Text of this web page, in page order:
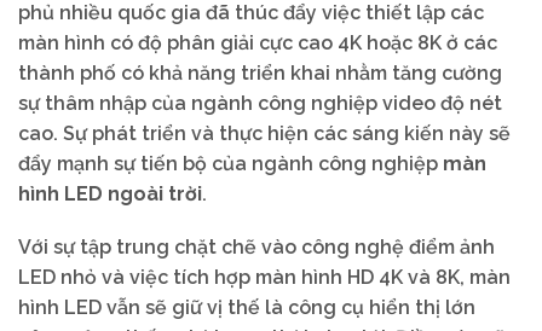
phủ nhiều quốc gia đã thúc đẩy việc thiết lập các
màn hình có độ phân giải cực cao 4K hoặc 8K ở các
thành phố có khả năng triển khai nhằm tăng cường
sự thâm nhập của ngành công nghiệp video độ nét
cao. Sự phát triển và thực hiện các sáng kiến này sẽ
đẩy mạnh sự tiến bộ của ngành công nghiệp màn
hình LED ngoài trời.
Với sự tập trung chặt chẽ vào công nghệ điểm ảnh
LED nhỏ và việc tích hợp màn hình HD 4K và 8K, màn
hình LED vẫn sẽ giữ vị thế là công cụ hiển thị lớn